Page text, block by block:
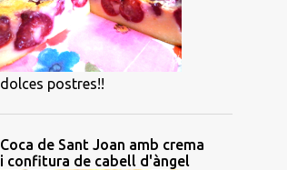
dolces postres!!
Coca de Sant Joan amb crema
i confitura de cabell d'àngel